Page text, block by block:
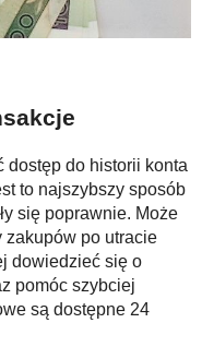
dostęp do historii konta
to najszybszy sposób
się poprawnie. Może
zakupów po utracie
dowiedzieć się o
pomóc szybciej
są dostępne 24